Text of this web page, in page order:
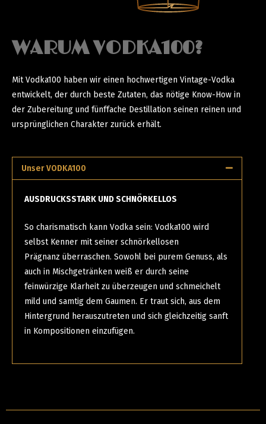
WARUM VODKA100?
Mit Vodka100 haben wir einen hochwertigen Vintage-Vodka
entwickelt, der durch beste Zutaten, das nötige Know-How in
der Zubereitung und fünffache Destillation seinen reinen und
ursprünglichen Charakter zurück erhält.
Unser VODKA100
AUSDRUCKSSTARK UND SCHNÖRKELLOS
So charismatisch kann Vodka sein: Vodka100 wird
selbst Kenner mit seiner schnörkellosen
Prägnanz überraschen. Sowohl bei purem Genuss, als
auch in Mischgetränken weiß er durch seine
feinwürzige Klarheit zu überzeugen und schmeichelt
mild und samtig dem Gaumen. Er traut sich, aus dem
Hintergrund herauszutreten und sich gleichzeitig sanft
in Kompositionen einzufügen.